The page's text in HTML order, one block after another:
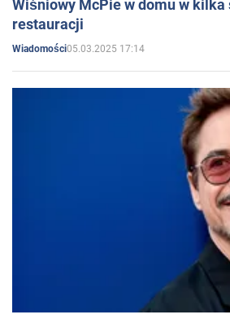
Wiśniowy McPie w domu w
restauracji
Wiadomości05.03.2025 17:14